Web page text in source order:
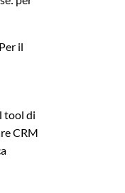
il
tool di
CRM